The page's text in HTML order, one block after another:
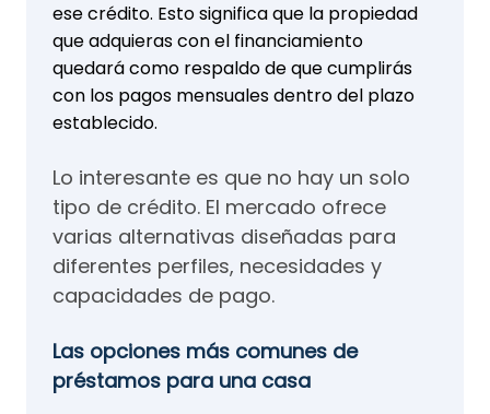
ese crédito. Esto significa que la propiedad
que adquieras con el financiamiento
quedará como respaldo de que cumplirás
con los pagos mensuales dentro del plazo
establecido.
Lo interesante es que no hay un solo
tipo de crédito. El mercado ofrece
varias alternativas diseñadas para
diferentes perfiles, necesidades y
capacidades de pago.
Las opciones más comunes de
préstamos para una casa